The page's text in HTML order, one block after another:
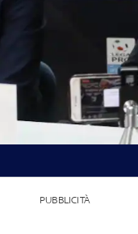
PUBBLICITÀ